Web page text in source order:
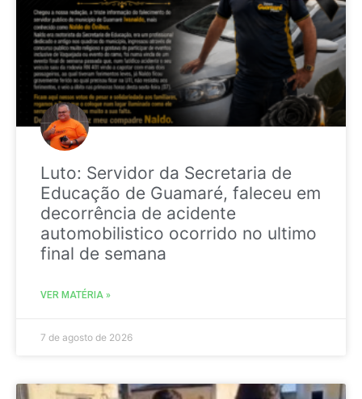
Luto: Servidor da Secretaria de
Educação de Guamaré, faleceu em
decorrência de acidente
automobilistico ocorrido no ultimo
final de semana
VER MATÉRIA »
7 de agosto de 2026